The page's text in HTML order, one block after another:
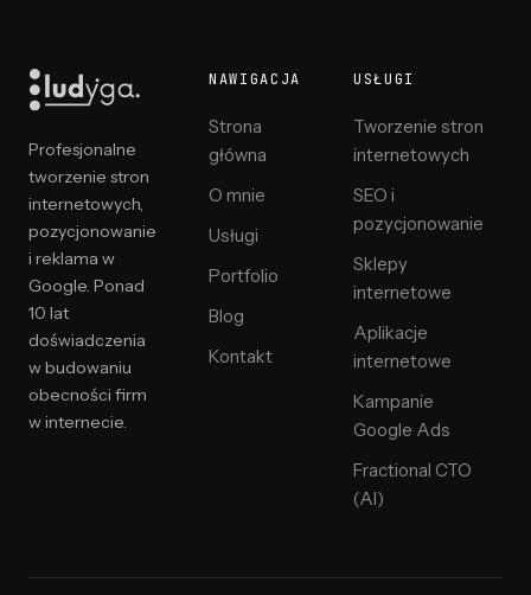
Profesjonalne
tworzenie stron
internetowych,
pozycjonowanie
i reklama w
Google. Ponad
10 lat
doświadczenia
w budowaniu
obecności firm
w internecie.
NAWIGACJA
Strona
główna
O mnie
Usługi
Portfolio
Blog
Kontakt
USŁUGI
Tworzenie stron
internetowych
SEO i
pozycjonowanie
Sklepy
internetowe
Aplikacje
internetowe
Kampanie
Google Ads
Fractional CTO
(AI)